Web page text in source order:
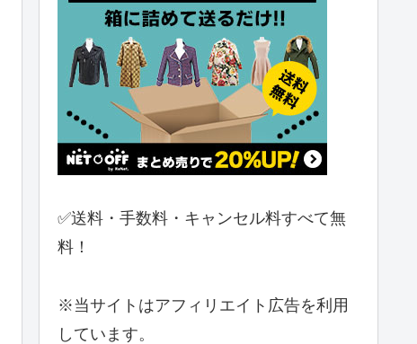
✅送料・手数料・キャンセル料すべて無
料！
※当サイトはアフィリエイト広告を利用
しています。